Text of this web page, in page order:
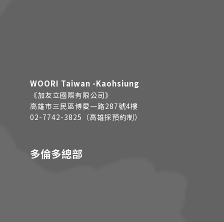
WOORI Taiwan -Kaohsiung
《加友立國際有限公司》
高雄市三民區博愛一路287號4樓
02-7742-3825（高雄採預約制）
多倫多總部